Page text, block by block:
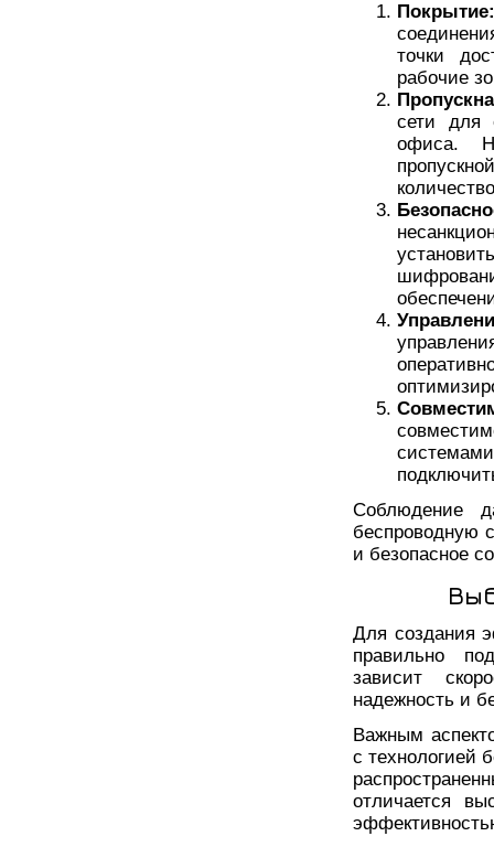
Покрытие:
точки
рабочие
сети для
офиса.
Соблюдение
беспроводную
и безопасное
Для создания
правильно
зависит
надежность и
Важным
с технологией
отличается